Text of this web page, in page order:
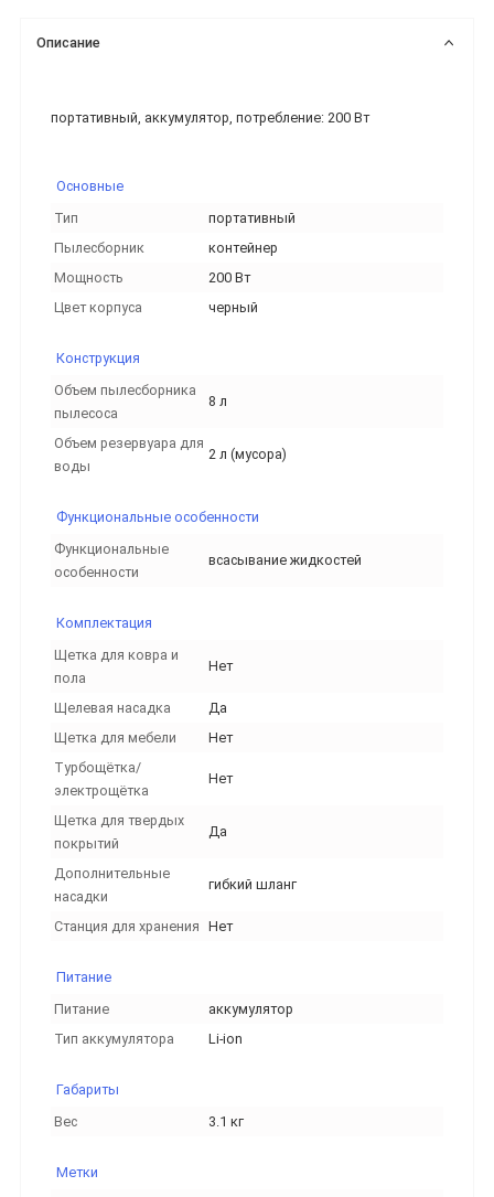
Описание
портативный, аккумулятор, потребление: 200 Вт
Основные
Тип
портативный
Пылесборник
контейнер
Мощность
200 Вт
Цвет корпуса
черный
Конструкция
Объем пылесборника
пылесоса
8 л
Объем резервуара для
воды
2 л (мусора)
Функциональные особенности
Функциональные
особенности
всасывание жидкостей
Комплектация
Щетка для ковра и
пола
Нет
Щелевая насадка
Да
Щетка для мебели
Нет
Турбощётка/
электрощётка
Нет
Щетка для твердых
покрытий
Да
Дополнительные
насадки
гибкий шланг
Станция для хранения Нет
Питание
Питание
аккумулятор
Тип аккумулятора
Li-ion
Габариты
Вес
3.1 кг
Метки